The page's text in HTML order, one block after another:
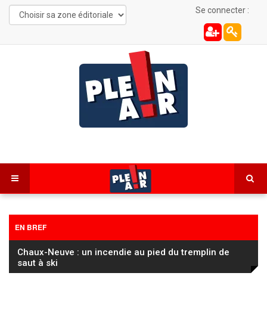
Se connecter :
EN BREF
Chaux-Neuve : un incendie au pied du tremplin de
saut à ski